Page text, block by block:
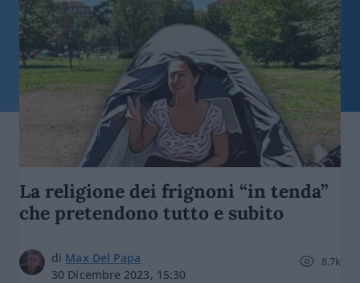
La religione dei frignoni “in tenda”
che pretendono tutto e subito
di Max Del Papa
30 Dicembre 2023, 15:30
8.7k